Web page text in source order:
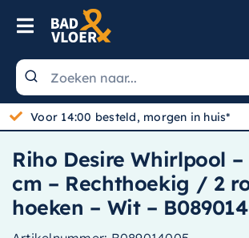
Skip to content
Toggle Navigation
Wastafels
Toiletten
Spiegels
Kranen
Douche
Voor 14:00 besteld, morgen in huis*
Riho Desire Whirlpool –
cm – Rechthoekig / 2
hoeken – Wit –